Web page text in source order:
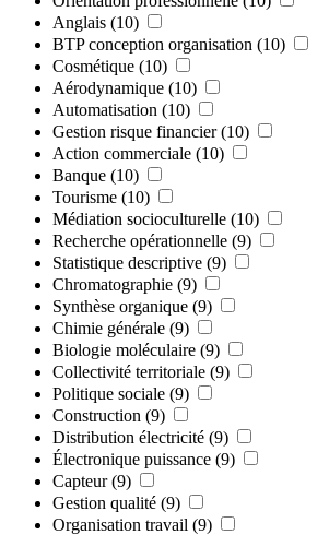
Anglais (10)
BTP conception organisation (10)
Cosmétique (10)
Aérodynamique (10)
Automatisation (10)
Gestion risque financier (10)
Action commerciale (10)
Banque (10)
Tourisme (10)
Médiation socioculturelle (10)
Recherche opérationnelle (9)
Statistique descriptive (9)
Chromatographie (9)
Synthèse organique (9)
Chimie générale (9)
Biologie moléculaire (9)
Collectivité territoriale (9)
Politique sociale (9)
Construction (9)
Distribution électricité (9)
Électronique puissance (9)
Capteur (9)
Gestion qualité (9)
Organisation travail (9)